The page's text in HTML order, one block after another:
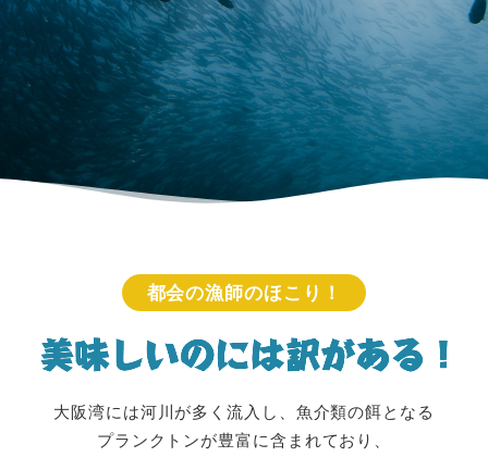
都会の漁師のほこり！
大阪湾には河川が多く流入し、魚介類の餌となる
プランクトンが豊富に含まれており、